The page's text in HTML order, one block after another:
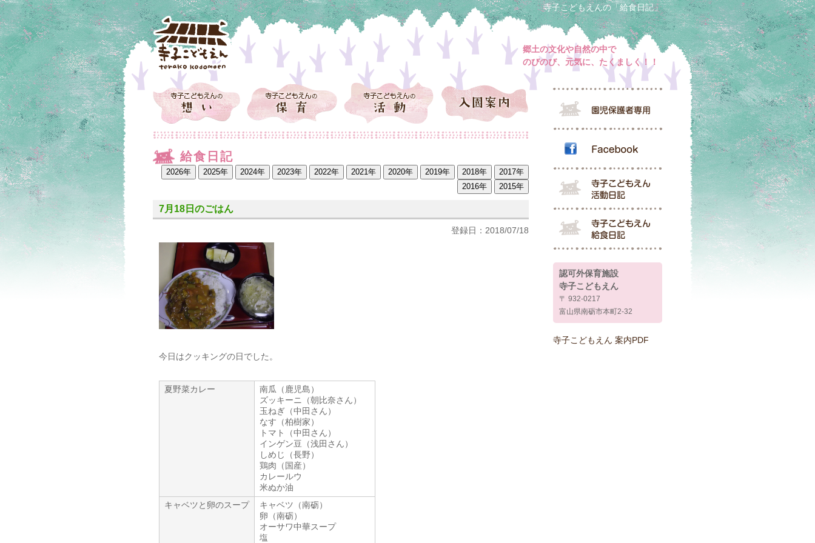
寺子こどもえんの「給食日記」
郷土の文化や自然の中で
のびのび、元気に、たくましく！！
給食日記
7月18日のごはん
登録日：2018/07/18
今日はクッキングの日でした。
夏野菜カレー
南瓜（鹿児島）
ズッキーニ（朝比奈さん）
玉ねぎ（中田さん）
なす（柏樹家）
トマト（中田さん）
インゲン豆（浅田さん）
しめじ（長野）
鶏肉（国産）
カレールウ
米ぬか油
キャベツと卵のスープ
キャベツ（南砺）
卵（南砺）
オーサワ中華スープ
塩
認可外保育施設
寺子こどもえん
〒 932-0217
富山県南砺市本町2-32
寺子こどもえん 案内PDF